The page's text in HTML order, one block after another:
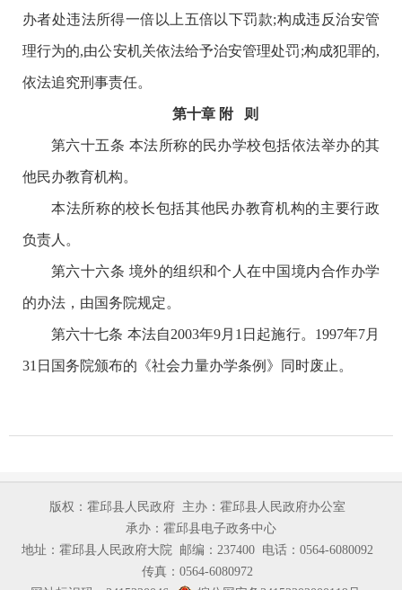
办者处违法所得一倍以上五倍以下罚款;构成违反治安管
理行为的,由公安机关依法给予治安管理处罚;构成犯罪的,
依法追究刑事责任。
第十章 附 则
第六十五条 本法所称的民办学校包括依法举办的其
他民办教育机构。
本法所称的校长包括其他民办教育机构的主要行政
负责人。
第六十六条 境外的组织和个人在中国境内合作办学
的办法，由国务院规定。
第六十七条 本法自2003年9月1日起施行。1997年7月
31日国务院颁布的《社会力量办学条例》同时废止。
版权：霍邱县人民政府 主办：霍邱县人民政府办公室
承办：霍邱县电子政务中心
地址：霍邱县人民政府大院 邮编：237400 电话：0564-6080092
传真：0564-6080972